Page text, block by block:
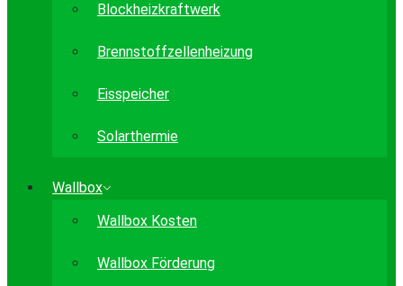
Blockheizkraftwerk
Brennstoffzellenheizung
Eisspeicher
Solarthermie
Wallbox
Wallbox Kosten
Wallbox Förderung